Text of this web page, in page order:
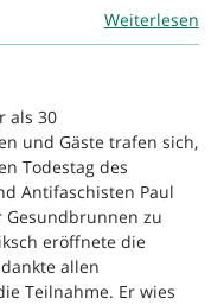
Weiterlesen
als 30
und Gäste trafen sich,
Todestag des
Antifaschisten Paul
Gesundbrunnen zu
eröffnete die
allen
Teilnahme. Er wies